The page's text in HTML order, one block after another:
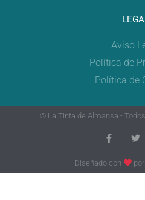
Aviso
Política de
Política de
© La Tinta de Almansa -
Diseñado con